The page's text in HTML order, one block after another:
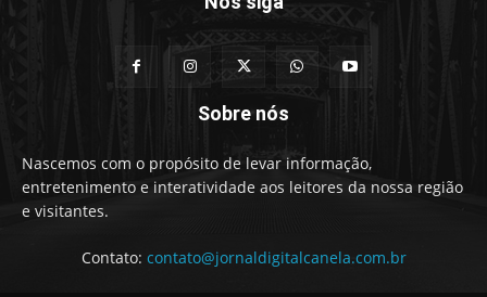
Sobre nós
Nascemos com o propósito de levar informação,
entretenimento e interatividade aos leitores da nossa região
e visitantes.
Contato: contato@jornaldigitalcanela.com.br